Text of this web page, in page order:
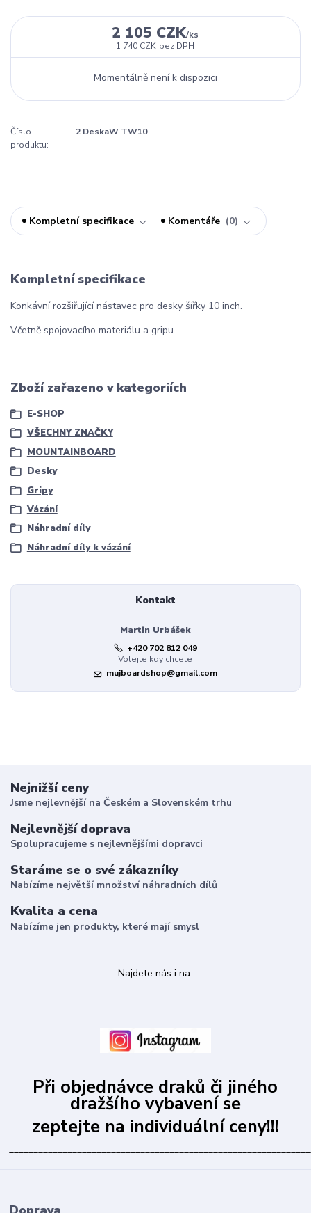
2 105 CZK/ks
1 740 CZK bez DPH
Momentálně není k dispozici
Číslo
produktu:
2 DeskaW TW10
Kompletní specifikace Komentáře 0
Kompletní specifikace
Konkávní rozšiřující nástavec pro desky šířky 10 inch.
Včetně spojovacího materiálu a gripu.
Zboží zařazeno v kategoriích
E-SHOP
VŠECHNY ZNAČKY
MOUNTAINBOARD
Desky
Gripy
Vázání
Náhradní díly
Náhradní díly k vázání
Kontakt
Martin Urbášek
+420 702 812 049
Volejte kdy chcete
mujboardshop@gmail.com
Nejnižší ceny
Jsme nejlevnější na Českém a Slovenském trhu
Nejlevnější doprava
Spolupracujeme s nejlevnějšími dopravci
Staráme se o své zákazníky
Nabízíme největší množství náhradních dílů
Kvalita a cena
Nabízíme jen produkty, které mají smysl
Najdete nás i na:
Při objednávce draků či jiného
dražšího vybavení se
zeptejte na individuální ceny!!!